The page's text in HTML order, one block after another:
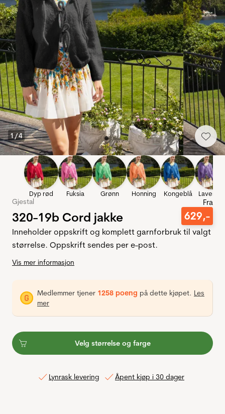
1/4
Dyp rød Fuksia Grønn Honning Kongeblå Lavendel
Gjestal
320-19b Cord jakke
Fra
629,-
Inneholder oppskrift og komplett garnforbruk til valgt
størrelse. Oppskrift sendes per e-post.
Vis mer informasjon
Medlemmer tjener 1258 poeng på dette kjøpet. Les
mer
Velg størrelse og farge
Lynrask levering Åpent kjøp i 30 dager